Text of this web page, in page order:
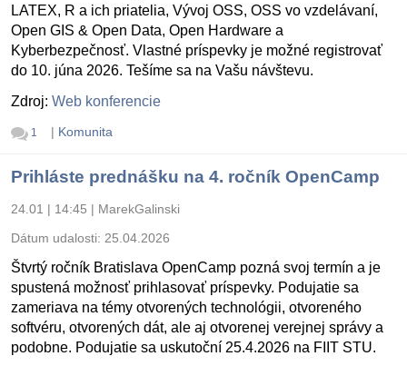
LATEX, R a ich priatelia, Vývoj OSS, OSS vo vzdelávaní,
Open GIS & Open Data, Open Hardware a
Kyberbezpečnosť. Vlastné príspevky je možné registrovať
do 10. júna 2026. Tešíme sa na Vašu návštevu.
Zdroj: Web konferencie
1 | Komunita
Prihláste prednášku na 4. ročník OpenCamp
24.01 | 14:45 | MarekGalinski
Dátum udalosti: 25.04.2026
Štvrtý ročník Bratislava OpenCamp pozná svoj termín a je
spustená možnosť prihlasovať príspevky. Podujatie sa
zameriava na témy otvorených technológii, otvoreného
softvéru, otvorených dát, ale aj otvorenej verejnej správy a
podobne. Podujatie sa uskutoční 25.4.2026 na FIIT STU.